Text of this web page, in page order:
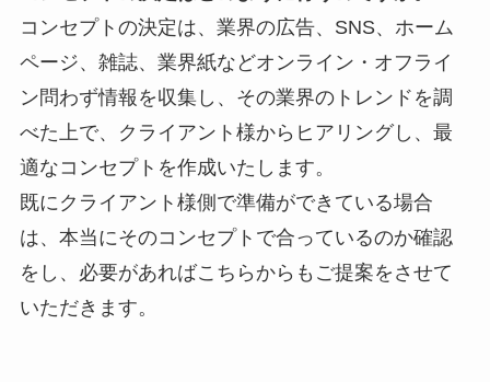
コンセプトの決定は、業界の広告、SNS、ホーム
ページ、雑誌、業界紙などオンライン・オフライ
ン問わず情報を収集し、その業界のトレンドを調
べた上で、クライアント様からヒアリングし、最
適なコンセプトを作成いたします。
既にクライアント様側で準備ができている場合
は、本当にそのコンセプトで合っているのか確認
をし、必要があればこちらからもご提案をさせて
いただきます。